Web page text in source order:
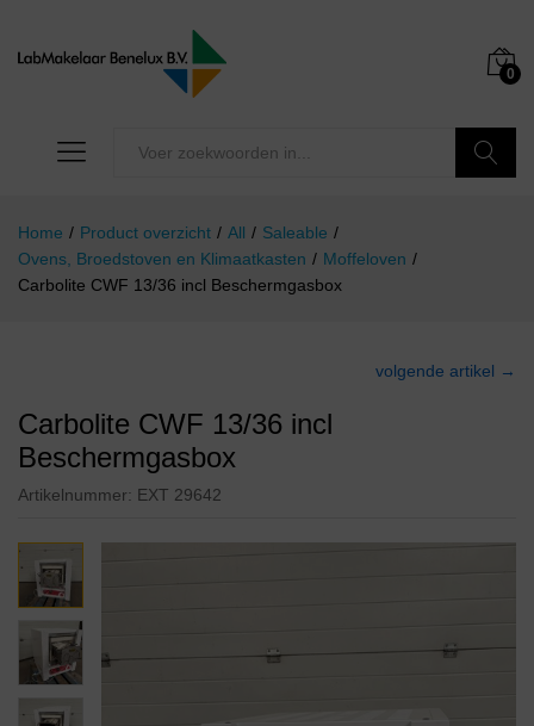
0
Home / Product overzicht / All / Saleable /
Ovens, Broedstoven en Klimaatkasten / Moffeloven /
Carbolite CWF 13/36 incl Beschermgasbox
volgende artikel →
Carbolite CWF 13/36 incl
Beschermgasbox
Artikelnummer: EXT 29642